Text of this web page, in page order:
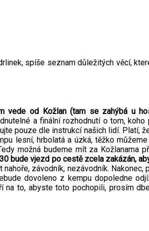
spíše seznam důležitých věcí,
vede od Kožlan (tam se zahýbá u
a finální rozhodnutí o tom, koho
pouze dle instrukcí našich lidí. Platí,
lesní, hrbolatá a úzká, těžko
možná budeme mít za Kožlanama
bude vjezd po cestě zcela zakázán,
závodník, nezávodník. Nakonec,
dovoleno z kempu dopoledne
na to, abyste toto pochopili, prosím